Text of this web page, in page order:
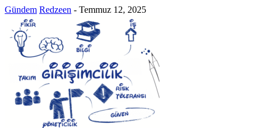
Gündem Redzeen - Temmuz 12, 2025